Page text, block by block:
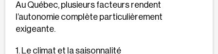
Au Québec, plusieurs facteurs rendent
l’autonomie complète particulièrement
exigeante.
1. Le climat et la saisonnalité